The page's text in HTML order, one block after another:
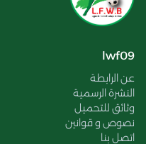
lwf09
عن الرابطة
النشرة الرسمية
وثائق للتحميل
نصوص و قوانين
اتصل بنا